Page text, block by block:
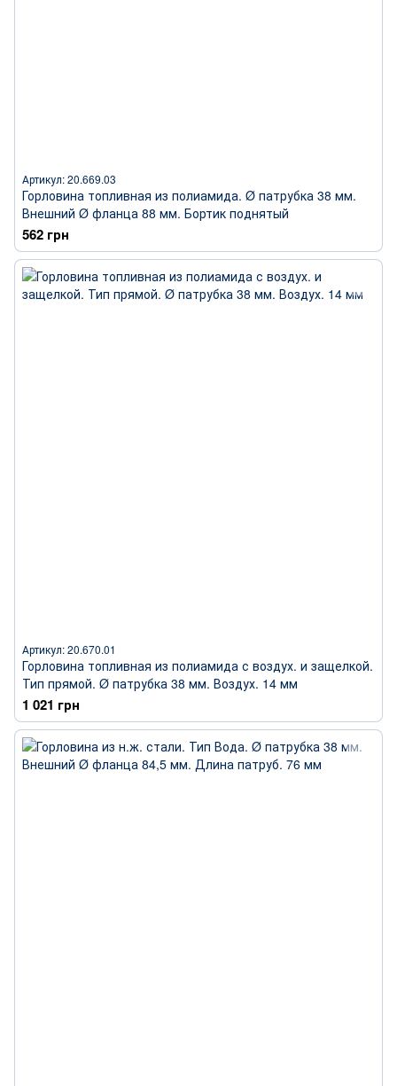
Артикул: 20.669.03
Горловина топливная из полиамида. Ø патрубка 38 мм.
Внешний Ø фланца 88 мм. Бортик поднятый
562 грн
Артикул: 20.670.01
Горловина топливная из полиамида с воздух. и защелкой.
Тип прямой. Ø патрубка 38 мм. Воздух. 14 мм
1 021 грн